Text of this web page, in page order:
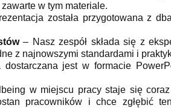
w tym materiale.
została przygotowana z
– Nasz zespół składa się z
z najnowszymi standardami i
jest w formacie
w miejscu pracy staje się
pracowników i chce zgłębić